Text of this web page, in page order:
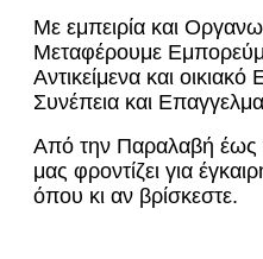
Με εμπειρία και
Μεταφέρουμε
Αντικείμενα και
Συνέπεια και
Από την Παραλαβή
μας φροντίζει για
όπου κι αν βρίσκεστε.